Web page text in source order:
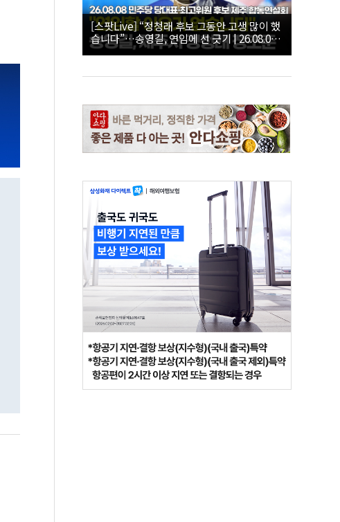
[스팟Live] “정청래 후보 그동안 고생 많이 했
습니다”…송영길, 연임에 선 긋기 | 26.08.08
더불어민주당 당대표·최고위원 후보 제주 합